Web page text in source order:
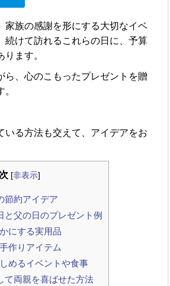
家族の感謝を形にする大切なイベ
続けて訪れるこれらの日に、予算
ます。
ら、心のこもったプレゼントを贈
いる方法も交えて、アイデアをお
[非表示]
節約アイデア
と父の日のプレゼント例
にする実用品
作りアイテム
めるイベントや食事
て両親を喜ばせた方法